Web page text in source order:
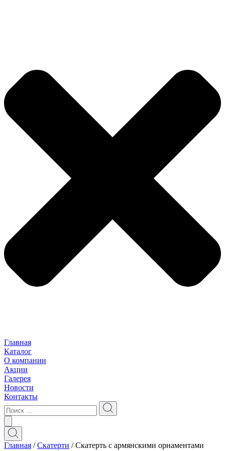
Главная
Каталог
О компании
Акции
Галерея
Новости
Контакты
Главная /Скатерти / Скатерть с армянскими орнаментами